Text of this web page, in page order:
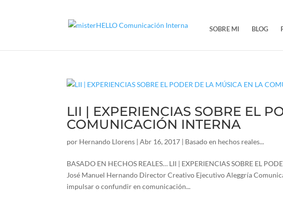
SOBRE MI BLOG
LII | EXPERIENCIAS SOBRE EL
COMUNICACIÓN INTERNA
por Hernando Llorens |Abr 16, 2017 | Basado en hechos reales...
BASADO EN HECHOS REALES… LII | EXPERIENCIAS SOBRE EL
José Manuel Hernando Director Creativo Ejecutivo Aleggría
impulsar o confundir en comunicación...